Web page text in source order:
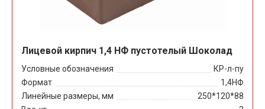
Лицевой кирпич 1,4 НФ пустотелый Шоколад
Условные обозначения
КР-л-пу
Формат
1,4НФ
Линейные размеры, мм
250*120*88